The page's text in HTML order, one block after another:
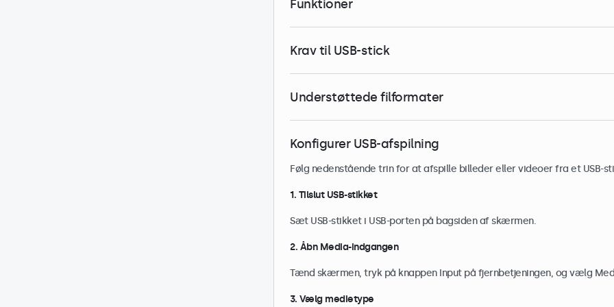
Funktioner
Krav til USB-stick
Understøttede filformater
Konfigurer USB-afspilning
Følg nedenstående trin for at afspille billeder eller videoer fra et USB-
1. Tilslut USB-stikket
Sæt USB-stikket i USB-porten på bagsiden af skærmen.
2. Åbn Media-indgangen
Tænd skærmen, tryk på knappen Input på fjernbetjeningen, og vælg
3. Vælg medietype